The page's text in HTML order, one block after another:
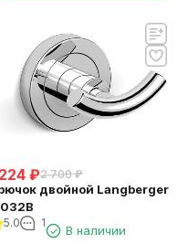
₽2 700 ₽
двойной Langberger
5.0 1
В наличии